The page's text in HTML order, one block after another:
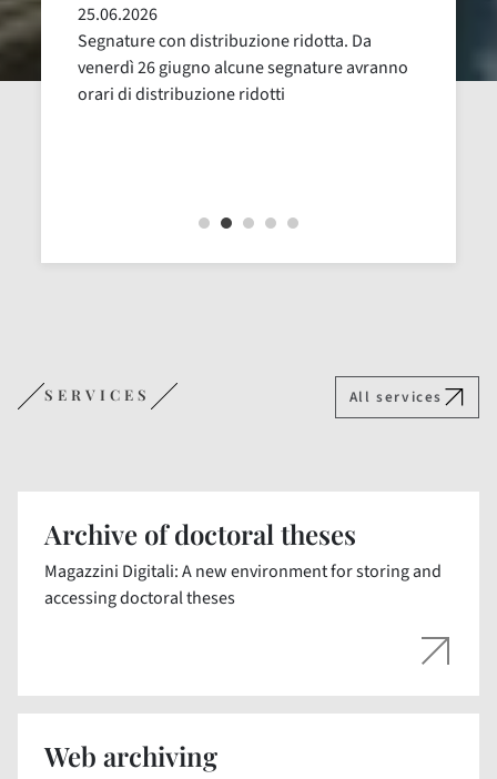
25.06.2026
Segnature con distribuzione ridotta. Da
venerdì 26 giugno alcune segnature avranno
orari di distribuzione ridotti
SERVICES All services
Archive of doctoral theses
Magazzini Digitali: A new environment for storing and
accessing doctoral theses
Web archiving